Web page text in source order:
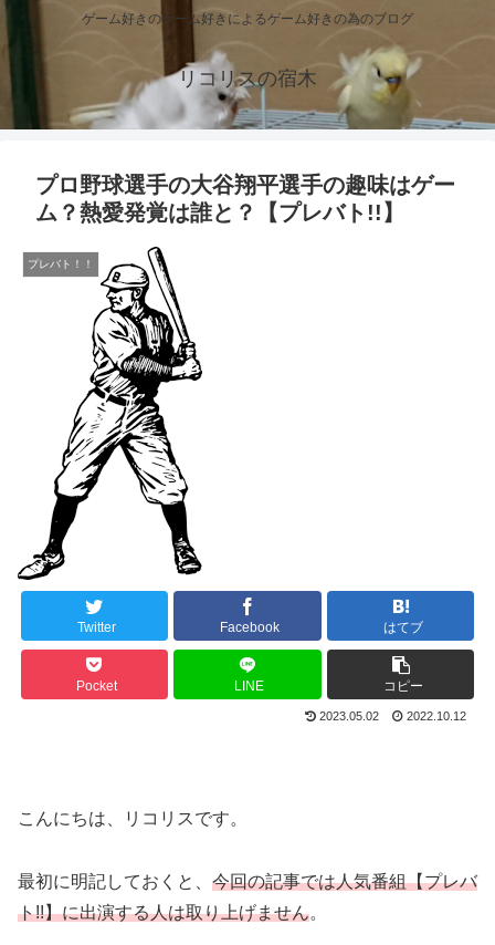
ゲーム好きのゲーム好きによるゲーム好きの為のブログ
リコリスの宿木
プロ野球選手の大谷翔平選手の趣味はゲー
ム？熱愛発覚は誰と？【プレバト!!】
プレバト！！
Twitter Facebook はてブ
Pocket LINE コピー
2023.05.02 2022.10.12
こんにちは、リコリスです。
最初に明記しておくと、 今回の記事では人気番組【プレバ
ト!!】に出演する人は取り上げません。